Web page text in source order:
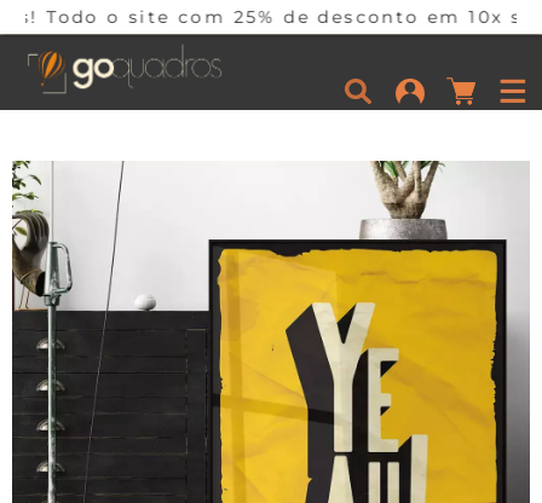
com 25% de desconto em 10x sem juros por